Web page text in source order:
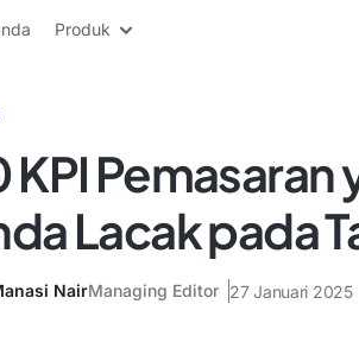
Produk
KPI Pemasaran
Lacak pada
NairManaging Editor 27 Januari 2025